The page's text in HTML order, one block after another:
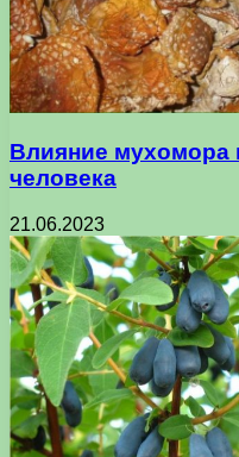
Влияние мухомора
человека
21.06.2023